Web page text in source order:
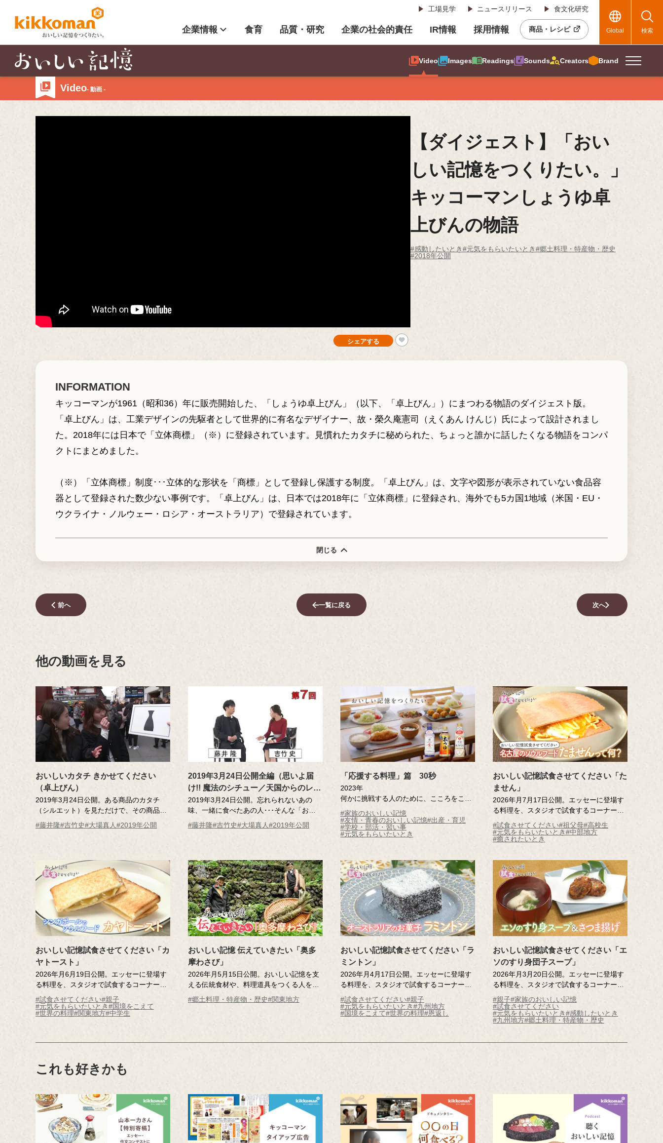
工場見学 ニュースリリース 食文化研究
企業情報 食育 品質・研究 企業の社会的責任 IR情報 採用情報 商品・レシピ Global 検索
Video Images Readings Sounds Creators Brand
Video- 動画 -
シェアする
【ダイジェスト】「おい
しい記憶をつくりたい。」
キッコーマンしょうゆ卓
上びんの物語
#感動したいとき#元気をもらいたいとき#郷土料理・特産物・歴史
#2018年公開
INFORMATION
キッコーマンが1961（昭和36）年に販売開始した、「しょうゆ卓上びん」（以下、「卓上びん」）にまつわる物語のダイジェスト版。
「卓上びん」は、工業デザインの先駆者として世界的に有名なデザイナー、故・榮久庵憲司（えくあん けんじ）氏によって設計されまし
た。2018年には日本で「立体商標」（※）に登録されています。見慣れたカタチに秘められた、ちょっと誰かに話したくなる物語をコンパ
クトにまとめました。
（※）「立体商標」制度･･･立体的な形状を「商標」として登録し保護する制度。「卓上びん」は、文字や図形が表示されていない食品容
器として登録された数少ない事例です。「卓上びん」は、日本では2018年に「立体商標」に登録され、海外でも5カ国1地域（米国・EU・
ウクライナ・ノルウェー・ロシア・オーストラリア）で登録されています。
閉じる
前へ 一覧に戻る 次へ
他の動画を見る
おいしいカタチ きかせてください
（卓上びん）
2019年3月24日公開。ある商品のカタチ
（シルエット）を見ただけで、その商品の
姿がひらめいて、口にしたときのおいしさ
や一緒に過ごした人などを思い出す。「お
#藤井隆#吉竹史#大場真人#2019年公開
2019年3月24日公開全編（思いよ届
け!! 魔法のシチュー／天国からのレシ
ピ ごぼうのうま煮／おいしいカタチ
きかせてください）第7回
2019年3月24日公開。忘れられないあの
味、一緒に食べたあの人･･･そんな「おいし
い記憶」をつづるエッセーを読んだ調査員
が、記憶さん（エッセー作者）とともにそ
憶を食べ物にまつわるカタチ（＝シルエッ
ト）から探るスピンオフ企画も。
MC ：藤井隆 進行：吉竹史
#藤井隆#吉竹史#大場真人#2019年公開
「応援する料理」篇 30秒
2023年
何かに挑戦する人のために、こころをこめ
て料理をつくる。
そんな料理の音には、料理をする人のここ
ろが伝わって「がんばれ！」の音が鳴る。
トントントンと包丁の音、ジューッと炒め
料理の音を一つひとつ、つないでみたら、
メロディが生まれ、「応援する料理」の
CMができあがりました。
みなさんの日常でも、料理の音に耳を澄ま
してみてください。
「がんばれ！」と「がんばる！」の間にい
つも、「おいしい記憶をつくりたい。」の
キッコーマンはいます。
#家族のおいしい記憶
#友情・青春のおいしい記憶#出産・育児
#学校・部活・習い事
#元気をもらいたいとき
おいしい記憶試食させてください「た
ません」
2026年月7月17日公開。エッセーに登場す
る料理を、スタジオで試食するコーナー。
高校３年生の記憶さんの大好物は、祖父が
つくってくれた「たません」。おやつにぴ
ったりのその味は、記憶さんと妹さんしか
ーカルグルメとしても知られる「たませ
ん」をスタジオにお届けします。
#試食させてください#祖父母#高校生
#元気をもらいたいとき#中部地方
#癒されたいとき
おいしい記憶試食させてください「カ
ヤトースト」
2026年月6月19日公開。エッセーに登場す
る料理を、スタジオで試食するコーナー。
小学生の記憶さんが、父の転勤で移住した
シンガポールで出会った「カヤトース
ト」。日本に帰国後も、カヤトーストのた
#試食させてください#親子
#元気をもらいたいとき#国境をこえて
#世界の料理#関東地方#中学生
おいしい記憶 伝えていきたい「奥多
摩わさび」
2026年月5月15日公開。おいしい記憶を支
える伝統食材や、料理道具をつくる人を訪
ねるコーナー。今回は、東京・奥多摩の名
産品「わさび」。「TOKYO WASABI」を営
#郷土料理・特産物・歴史#関東地方
おいしい記憶試食させてください「ラ
ミントン」
2026年月4月17日公開。エッセーに登場す
る料理を、スタジオで試食するコーナー。
記憶さんが大学生の時、留学先のオースト
ラリアで出会った「ラミントン」。ココナ
ッツがまぶされた、どっしりと甘いチョコ
#試食させてください#親子
#元気をもらいたいとき#九州地方
#国境をこえて#世界の料理#恩返し
おいしい記憶試食させてください「エ
ソのすり身団子スープ」
2026年月3月20日公開。エッセーに登場す
る料理を、スタジオで試食するコーナー。
大分県で生まれ育った記憶さんのおいしい
記憶は、父がつくってくれた「エソのすり
身団子スープ」。エソは、大分名物の魚。
一般的にはすり身で流通しますが、その意
#親子#家族のおいしい記憶
#試食させてください
#元気をもらいたいとき#感動したいとき
#九州地方#郷土料理・特産物・歴史
これも好きかも